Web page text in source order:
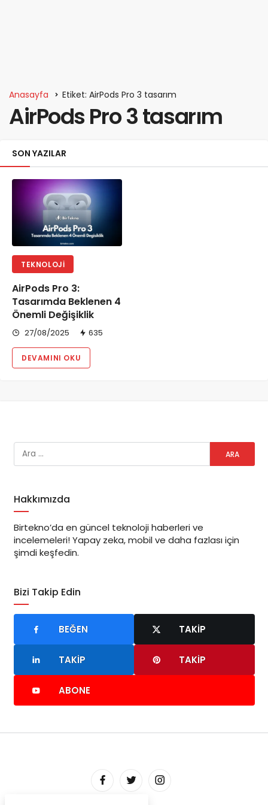
Anasayfa Etiket: AirPods Pro 3 tasarım
AirPods Pro 3 tasarım
SON YAZILAR
TEKNOLOJI
AirPods Pro 3:
Tasarımda Beklenen 4
Önemli Değişiklik
27/08/2025 635
DEVAMINI OKU
Hakkımızda
Birtekno’da en güncel teknoloji haberleri ve
incelemeleri! Yapay zeka, mobil ve daha fazlası için
şimdi keşfedin.
Bizi Takip Edin
BEĞEN TAKIP
TAKIP TAKIP
ABONE